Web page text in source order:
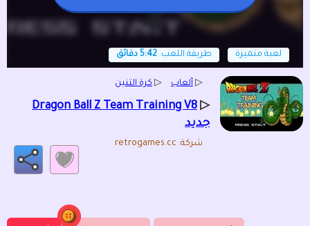
لعبة متميزة طريقة اللعب: 5:42 دقائق
▷ ألعاب ▷ كرة التنين
▷
Dragon Ball Z Team Training V8
جديد
شركة: retrogames.cc